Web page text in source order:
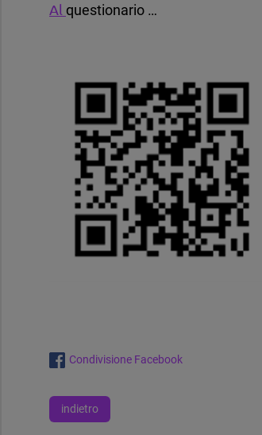
Al questionario …
Condivisione Facebook
indietro